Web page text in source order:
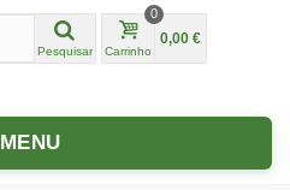
Pesquisar Carrinho
0
0,00 €
MENU